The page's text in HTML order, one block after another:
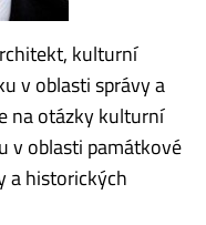
kulturní
v oblasti správy a
na otázky kulturní
v oblasti památkové
a historických